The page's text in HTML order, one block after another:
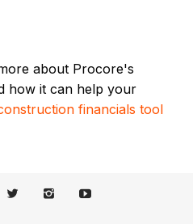
about Procore's
how it can help your
financials tool